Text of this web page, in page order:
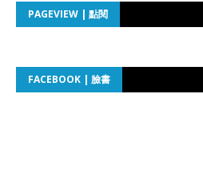
PAGEVIEW | 點閱
FACEBOOK | 臉書